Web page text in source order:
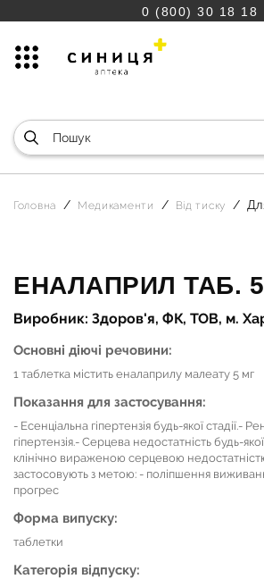
0 (800) 30 18 18
Головна Медикаменти Від тиску
ЕНАЛАПРИЛ ТАБ.
Виробник: Здоров'я, ФК, ТОВ, м.
Основні діючі речовини:
1 таблетка містить еналаприлу малеату 5 мг
Показання для застосування:
- Есенціальна гіпертензія будь-якої стадії.-
гіпертензія.- Серцева недостатність будь-якої
клінічно вираженою серцевою
застосовують з метою: - поліпшення
прогрес
Форма випуску:
таблетки
Категорія відпуску: